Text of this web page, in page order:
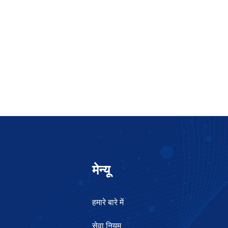
मेन्यू
हमारे बारे में
सेवा नियम